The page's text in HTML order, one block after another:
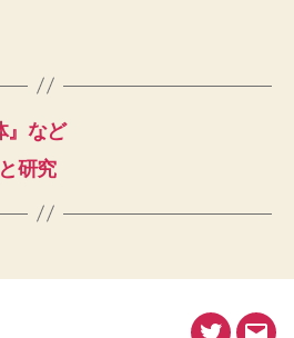
』など
研究